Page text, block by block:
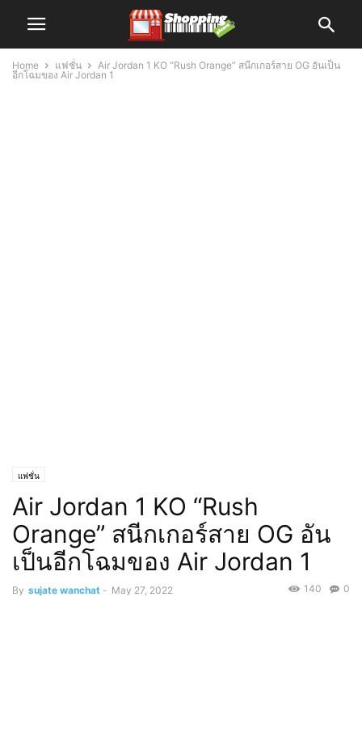
Home แฟชั่น
Air Jordan 1 KO “Rush Orange” สนีกเกอร์สาย OG อันเป็น
อีกโฉมของ Air Jordan 1
แฟชั่น
Air Jordan 1 KO “Rush
Orange” สนีกเกอร์สาย OG อัน
เป็นอีกโฉมของ Air Jordan 1
By sujate wanchat - May 27, 2022 0
140